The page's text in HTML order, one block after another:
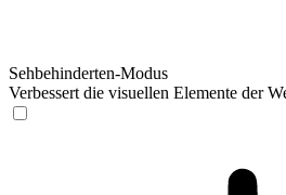
Sehbehinderten-Modus
Verbessert die visuellen Elemente der